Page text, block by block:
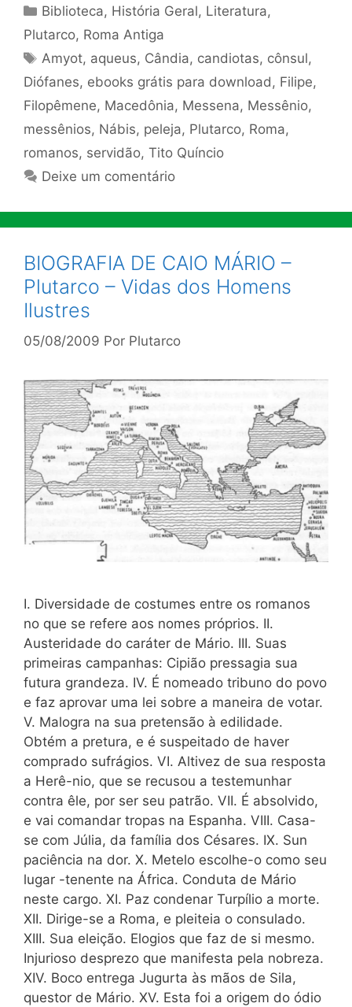
Categorias
Biblioteca, História Geral, Literatura,
Plutarco, Roma Antiga
Tags
Amyot, aqueus, Cândia, candiotas, cônsul,
Diófanes, ebooks grátis para download, Filipe,
Filopêmene, Macedônia, Messena, Messênio,
messênios, Nábis, peleja, Plutarco, Roma,
romanos, servidão, Tito Quíncio
Deixe um comentário
BIOGRAFIA DE CAIO MÁRIO –
Plutarco – Vidas dos Homens
Ilustres
05/08/2009 Por Plutarco
I. Diversidade de costumes entre os romanos
no que se refere aos nomes próprios. II.
Austeridade do caráter de Mário. III. Suas
primeiras campanhas: Cipião pressagia sua
futura grandeza. IV. É nomeado tribuno do povo
e faz aprovar uma lei sobre a maneira de votar.
V. Malogra na sua pretensão à edilidade.
Obtém a pretura, e é suspeitado de haver
comprado sufrágios. VI. Altivez de sua resposta
a Herê-nio, que se recusou a testemunhar
contra êle, por ser seu patrão. VII. É absolvido,
e vai comandar tropas na Espanha. VIII. Casa-
se com Júlia, da família dos Césares. IX. Sun
paciência na dor. X. Metelo escolhe-o como seu
lugar -tenente na África. Conduta de Mário
neste cargo. XI. Paz condenar Turpílio a morte.
XII. Dirige-se a Roma, e pleiteia o consulado.
XIII. Sua eleição. Elogios que faz de si mesmo.
Injurioso desprezo que manifesta pela nobreza.
XIV. Boco entrega Jugurta às mãos de Sila,
questor de Mário. XV. Esta foi a origem do ódio